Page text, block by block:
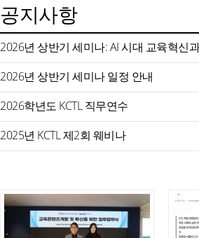
공지사항
2026년 상반기 세미나 일정 안내
2026학년도 KCTL 직무연수
2025년 KCTL 제2회 웨비나